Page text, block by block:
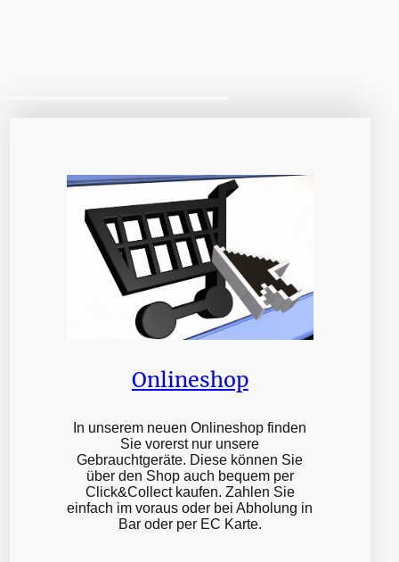
Onlineshop
In unserem neuen Onlineshop finden
Sie vorerst nur unsere
Gebrauchtgeräte. Diese können Sie
über den Shop auch bequem per
Click&Collect kaufen. Zahlen Sie
einfach im voraus oder bei Abholung in
Bar oder per EC Karte.